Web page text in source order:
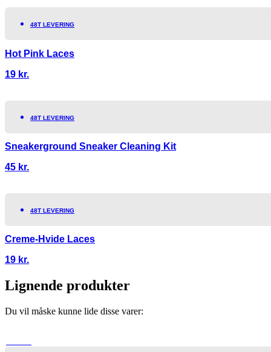
48T LEVERING
Hot Pink Laces
19 kr.
48T LEVERING
Sneakerground Sneaker Cleaning Kit
45 kr.
48T LEVERING
Creme-Hvide Laces
19 kr.
Lignende produkter
Du vil måske kunne lide disse varer: